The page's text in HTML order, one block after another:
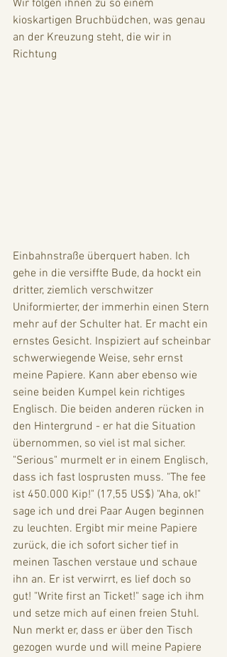
Wir folgen ihnen zu so einem
kioskartigen Bruchbüdchen, was genau
an der Kreuzung steht, die wir in
Richtung
Einbahnstraße überquert haben. Ich
gehe in die versiffte Bude, da hockt ein
dritter, ziemlich verschwitzer
Uniformierter, der immerhin einen Stern
mehr auf der Schulter hat. Er macht ein
ernstes Gesicht. Inspiziert auf scheinbar
schwerwiegende Weise, sehr ernst
meine Papiere. Kann aber ebenso wie
seine beiden Kumpel kein richtiges
Englisch. Die beiden anderen rücken in
den Hintergrund - er hat die Situation
übernommen, so viel ist mal sicher.
"Serious" murmelt er in einem Englisch,
dass ich fast losprusten muss. "The fee
ist 450.000 Kip!" (17,55 US$) "Aha, ok!"
sage ich und drei Paar Augen beginnen
zu leuchten. Ergibt mir meine Papiere
zurück, die ich sofort sicher tief in
meinen Taschen verstaue und schaue
ihn an. Er ist verwirrt, es lief doch so
gut! "Write first an Ticket!" sage ich ihm
und setze mich auf einen freien Stuhl.
Nun merkt er, dass er über den Tisch
gezogen wurde und will meine Papiere